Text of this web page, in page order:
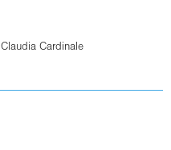
Claudia Cardinale